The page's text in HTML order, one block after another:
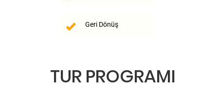
Geri Dönüş
TUR PROGRAMI